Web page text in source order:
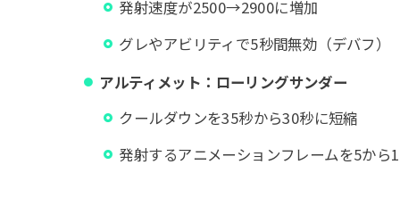
発射速度が2500→2900に増加
グレやアビリティで5秒間無効（デバフ）
アルティメット：ローリングサンダー
クールダウンを35秒から30秒に短縮
発射するアニメーションフレームを5から